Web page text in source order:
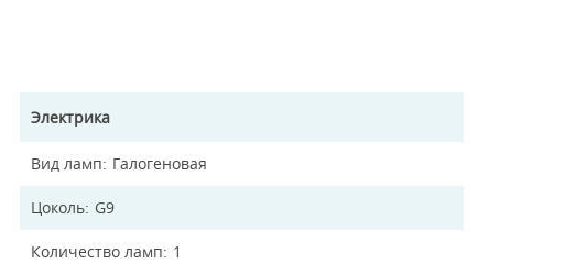
Электрика
Вид ламп Галогеновая
Цоколь G9
Количество ламп 1